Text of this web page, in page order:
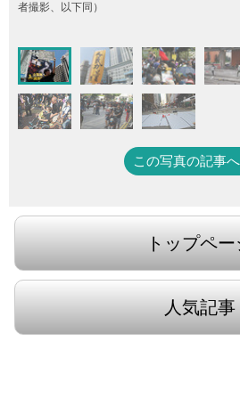
者撮影、以下同）
この写真の記事
トップペー
人気記事